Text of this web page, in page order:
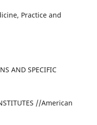
Practice and
AND SPECIFIC
//American